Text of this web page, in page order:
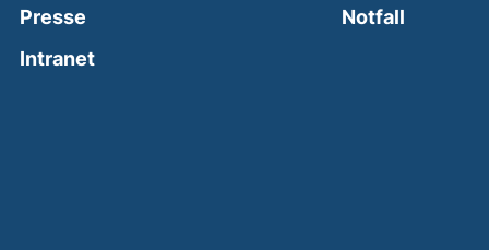
Presse
Intranet(external link, opens in a new window)
Notfall